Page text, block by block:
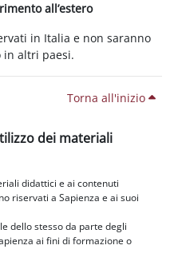
all’estero
in Italia e non saranno
in altri paesi.
Torna all'inizio
dei materiali
didattici e ai contenuti
riservati a Sapienza e ai suoi
dello stesso da parte degli
ai fini di formazione o